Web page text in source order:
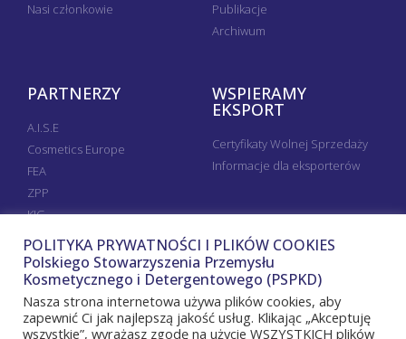
Nasi członkowie
Publikacje
Archiwum
PARTNERZY
A.I.S.E
Cosmetics Europe
FEA
ZPP
KIG
WSPIERAMY
EKSPORT
Certyfikaty Wolnej Sprzedaży
Informacje dla eksporterów
POLITYKA PRYWATNOŚCI I PLIKÓW COOKIES
Polskiego Stowarzyszenia Przemysłu
Kosmetycznego i Detergentowego (PSPKD)
Nasza strona internetowa używa plików cookies, aby
zapewnić Ci jak najlepszą jakość usług. Klikając „Akceptuję
wszystkie”, wyrażasz zgodę na użycie WSZYSTKICH plików